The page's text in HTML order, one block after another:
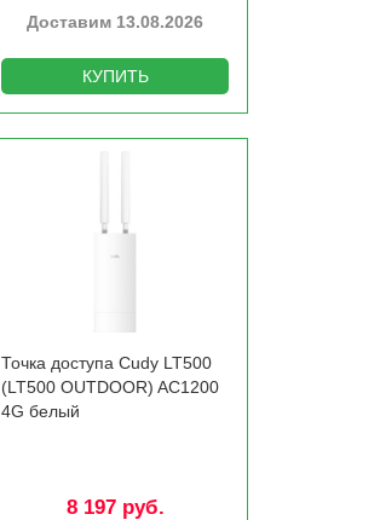
Доставим 13.08.2026
КУПИТЬ
Точка доступа Cudy LT500
(LT500 OUTDOOR) AC1200
4G белый
8 197 руб.